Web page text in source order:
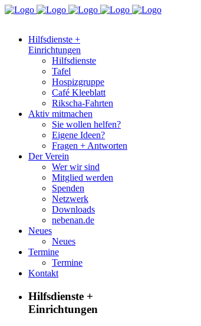
Hilfsdienste +
Einrichtungen
Hilfsdienste
Tafel
Hospizgruppe
Café Kleeblatt
Rikscha-Fahrten
Aktiv mitmachen
Sie wollen helfen?
Eigene Ideen?
Fragen + Antworten
Der Verein
Wer wir sind
Mitglied werden
Spenden
Netzwerk
Downloads
nebenan.de
Neues
Neues
Termine
Termine
Kontakt
Hilfsdienste +
Einrichtungen